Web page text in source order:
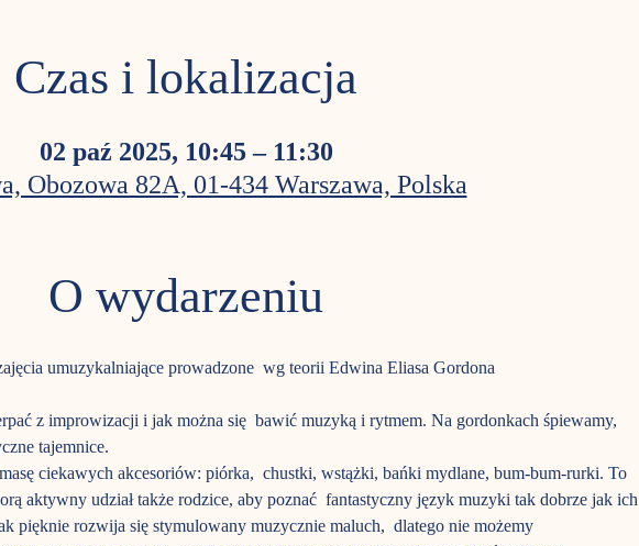
Czas i lokalizacja
02 paź 2025, 10:45 – 11:30
Obozowa 82A, 01-434 Warszawa, Polska
O wydarzeniu
umuzykalniające prowadzone  wg teorii Edwina Eliasa Gordona
z improwizacji i jak można się  bawić muzyką i rytmem. Na gordonkach śpiewamy,
tajemnice.
ciekawych akcesoriów: piórka,  chustki, wstążki, bańki mydlane, bum-bum-rurki. To
aktywny udział także rodzice, aby poznać  fantastyczny język muzyki tak dobrze jak ich
pięknie rozwija się stymulowany muzycznie maluch,  dlatego nie możemy